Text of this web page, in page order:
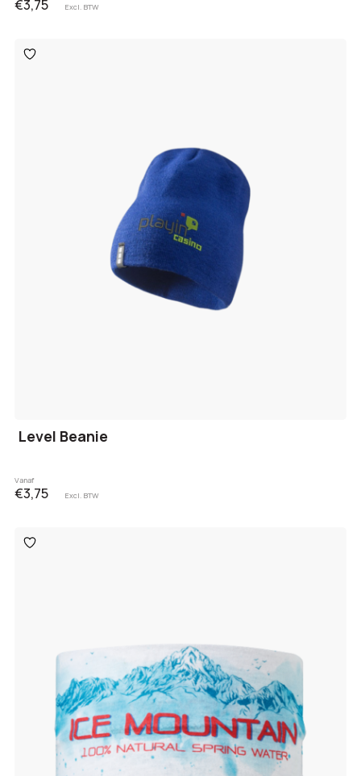
€3,75 Excl. BTW
Toevoegen
aan
Level Beanie
Vanaf
€3,75 Excl. BTW
Toevoegen
aan